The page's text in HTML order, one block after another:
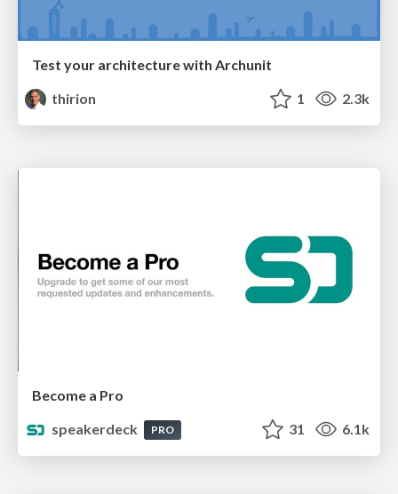
Test your architecture with Archunit
thirion
1 2.3k
Become a Pro
speakerdeck
PRO 31 6.1k